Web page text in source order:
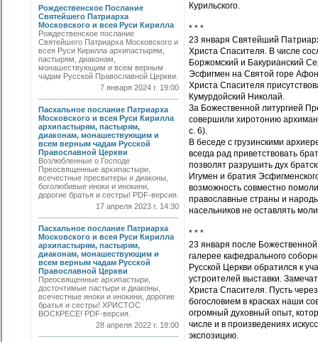
Рождественское Послание
Святейшего Патриарха
Московского и всея Руси Кирилла
Рождественское послание
Святейшего Патриарха Московского и
всея Руси Кирилла архипастырям,
пастырям, диаконам,
монашествующим и всем верным
чадам Русской Православной Церкви.
7 января 2024 г. 19:00
Пасхальное послание Патриарха
Московского и всея Руси Кирилла
архипастырям, пастырям,
диаконам, монашествующим и
всем верным чадам Русской
Православной Церкви
Возлюбленные о Господе
Преосвященные архипастыри,
всечестные пресвитеры и диаконы,
боголюбивые иноки и инокини,
дорогие братья и сестры! PDF-версия.
17 апреля 2023 г. 14:30
Пасхальное послание Патриарха
Московского и всея Руси Кирилла
архипастырям, пастырям,
диаконам, монашествующим и
всем верным чадам Русской
Православной Церкви
Преосвященные архипастыри,
досточтимые пастыри и диаконы,
всечестные иноки и инокини, дорогие
братья и сестры! ХРИСТОС
ВОСКРЕСЕ! PDF-версия.
28 апреля 2022 г. 18:00
Курильского.
* * *
23 января Святейший
Христа Спасителя. В числе
Боржомский и Бакурианский
Эсфигмен на Святой горе
Христа Спасителя
Кумурдойский Николай.
За Божественной литургией
совершили хиротонию
с. 6).
В беседе с грузинскими
всегда рад приветствовать
позволят разрушить дух
Игумен и братия
возможность совместно
православные страны и
насельников не оставлять
* * *
23 января после
галерее кафедрального
Русской Церкви обратился к
устроителей выставки.
Христа Спасителя. Пусть
богословием в красках наши
огромный духовный опыт,
числе и в произведениях
экспозицию.